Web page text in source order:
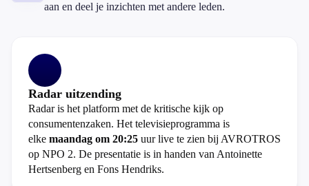
aan en deel je inzichten met andere leden.
Radar uitzending
Radar is het platform met de kritische kijk op
consumentenzaken. Het televisieprogramma is
elke maandag om 20:25 uur live te zien bij AVROTROS
op NPO 2. De presentatie is in handen van Antoinette
Hertsenberg en Fons Hendriks.